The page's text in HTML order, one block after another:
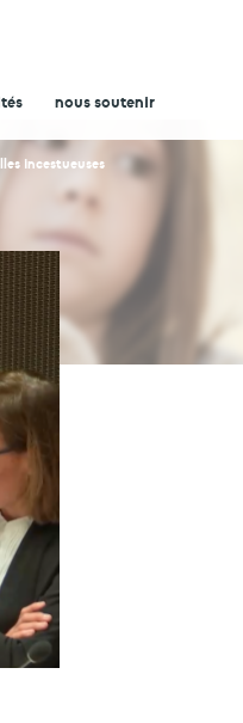
nous soutenir
Stop
0 800 00
incestueuses